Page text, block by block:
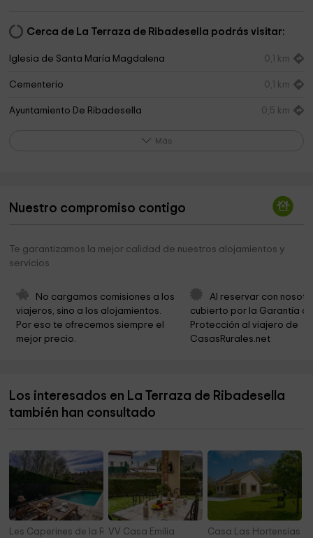
Cerca de La Terraza de Ribadesella podrás visitar:
Iglesia de Santa María Magdalena 0,1 km
Cementerio 0,1 km
Ayuntamiento De Ribadesella 0,5 km
Área Recreativa de Ardines 1,3 km
Ermita Virgen del Carmen
Ermita de San Julián
Hermitage of Nuestra Señora del Carmen
Iglesia de San Esteban de Leces 4,3 km
Ermita de San Martín 4,7 km
Más
Nuestro compromiso contigo
Te garantizamos la mejor calidad de nuestros alojamientos y
servicios
No cargamos comisiones a los
viajeros, sino a los alojamientos.
Por eso te ofrecemos siempre el
mejor precio.
Al reservar con
cubierto por la Garantía
Protección al viajero de
CasasRurales.net
Los interesados en La Terraza de Ribadesella
también han consultado
Les Caperines de la RiegaVV Casa Emilia Casa Las Hortensias